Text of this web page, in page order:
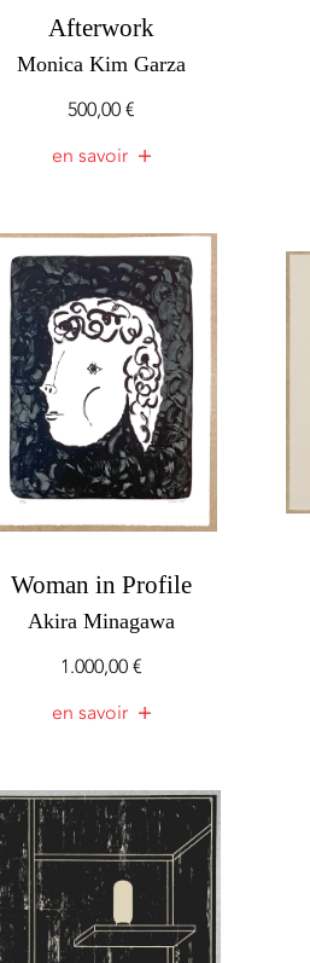
Afterwork
Monica Kim Garza
500,00€
en savoir
Woman in Profile
Akira Minagawa
1.000,00€
en savoir